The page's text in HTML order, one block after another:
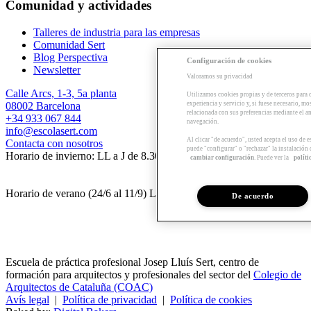
Comunidad y actividades
Talleres de industria para las empresas
Comunidad Sert
Blog Perspectiva
Newsletter
Calle Arcs, 1-3, 5a planta
08002 Barcelona
+34 933 067 844
info@escolasert.com
Contacta con nosotros
Horario de invierno: LL a J de 8.30 a 16.30 h / V de 8.30 a 14 h.
Horario de verano (24/6 al 11/9) LL a V de 8.30 a 14 h.
Escuela de práctica profesional Josep Lluís Sert, centro de
formación para arquitectos y profesionales del sector del Colegio de
Arquitectos de Cataluña (COAC)
Avís legal | Política de privacidad | Política de cookies
Configuración de cookies
Valoramos su privacidad
Utilizamos cookies propias y de terceros para
experiencia y servicio y, si fuese necesario,
relacionada con sus preferencias mediante el
navegación.
Al clicar "de acuerdo", usted acepta el uso de
puede "configurar" o "rechazar" la instalación
cambiar configuración. Puede ver la
De acuerdo